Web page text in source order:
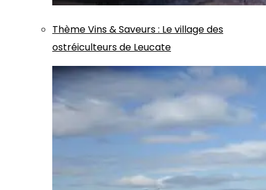
ThèmeVins & Saveurs: Le village des
ostréiculteurs de Leucate